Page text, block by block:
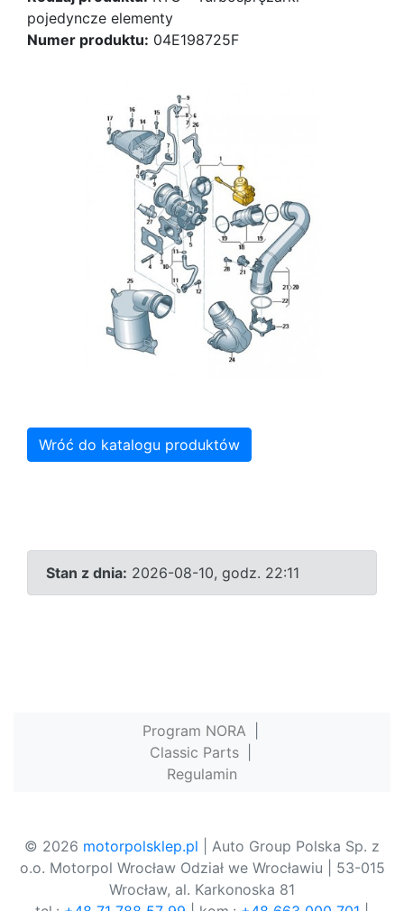
pojedyncze elementy
Numer produktu: 04E198725F
Wróć do katalogu produktów
Stan z dnia: 2026-08-10, godz. 22:11
Program NORA
Classic Parts
Regulamin
© 2026 motorpolsklep.pl | Auto Group Polska Sp. z
o.o. Motorpol Wrocław Odział we Wrocławiu | 53-015
Wrocław, al. Karkonoska 81